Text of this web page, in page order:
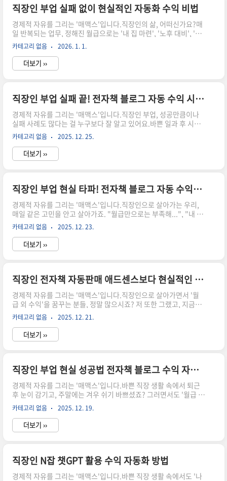
인 로드맵을 공개할게요!실패의 반복은 이제 그만! 매맥스와 함께
스마트한 수익화의 길로 떠나볼까요? 1단계: 왜 직장인 부업은 늘
'실패'할까요? (실패 원인 분석과 해결책)직장..
직장인 부업 실패 없이 현실적인 자동화 수익 비법
경제적 자유를 그리는 '매맥스'입니다.직장인의 삶, 어떠신가요?매
일 반복되는 업무, 정해진 월급으로는 '내 집 마련', '노후 대비', '진
정한 자유'를 꿈꾸기 어렵다고 느끼는 분들이 많으실 거예요.그래서
많은 분이 퇴근 후 부업이나 N잡을 알아보지만, 막상 시작하려니 시
간은 부족하고, 어떤 걸 해야 할지 막막하고, 어렵게 시작해도 실패
할까 봐 두렵죠.온라인에는 '월 천만원' 같은 자극적인 문구들이 넘
고만 할 뿐이죠.오늘은 매맥스만의 특별한 로드맵으로 직장인도 실
패 없이 현실적인 자동화 수익을 만드는 비법을 알려드릴게요. 부
업, 왜 시작하기도 전에 포기하나요? 실패의 늪에서..
카테고리 없음 2026. 1. 1.
더보기 ››
직장인 부업 실패 끝! 전자책 블로그 자동 수익 시스템
경제적 자유를 그리는 '매맥스'입니다.직장인 부업, 성공만큼이나
실패 사례도 많다는 걸 누구보다 잘 알고 있어요.바쁜 일과 후 시간
을 쪼개어 무언가를 시작했지만, 생각만큼 수익은 나지 않고 오히려
시간만 버렸다는 좌절감에 빠진 적, 다들 한 번쯤 있으실 거예요, 그
렇죠?하지만 좌절은 이제 그만!막연한 기대와 단순한 노동으로 끝
나는 부업이 아닌, 나만의 지식과 경험을 자산으로 만들어서 잠자는
경제적 자유를 향한 첫걸음을 함께 내딛어 볼까요? 실패의 늪에서
벗어나기: 목표 설정과 아이템 발굴많은 직장인 부업 실패의 첫 번
째 이유는 바로 막연한 시작에 있어요."그냥 해볼까?..
카테고리 없음 2025. 12. 25.
더보기 ››
직장인 부업 현실 타파! 전자책 블로그 자동 수익화 전략
경제적 자유를 그리는 '매맥스'입니다.직장인으로 살아가는 우리,
매일 같은 고민을 안고 살아가죠. "월급만으로는 부족해...", "내 미
래는 어떻게 될까?", "언제쯤 경제적으로 자유로워질 수 있을까?"
이런 생각, 혹시 혼자만 하는 건 아닐까 걱정하나요? 전혀 그렇지 않
아요! 많은 분들이 부업을 꿈꾸지만, 현실은 녹록지 않다는 소식이
더 많아요. 시작은 창대했지만 이내 시들해지는 부업 후기들, 구글
동으로' 수익을 창출하는 전자책 블로그 전략을 구체적으로 알려드
릴게요.우리가 단순히 시간을 갈아 넣는 부업이 아니라, 내가 잠자
는 동안에도 수익을 가져다주는 시스템을 구축하는 ..
카테고리 없음 2025. 12. 23.
더보기 ››
직장인 전자책 자동판매 애드센스보다 현실적인 수익 창출 전략
경제적 자유를 그리는 '매맥스'입니다.직장인으로 살아가면서 '월
급 외 수익'을 꿈꾸는 분들, 정말 많으시죠? 저 또한 그랬고, 지금도
끊임없이 새로운 기회를 탐색하고 있어요. 하지만 현실은 녹록지 않
다는 걸 잘 알아요. "직장인 부업 후기 실패" 같은 검색어만 봐도 많
은 분이 좌절을 경험하고 있다는 걸 알 수 있죠. 특히 많은 분이 접근
하기 쉬운 '블로그 애드센스'를 떠올리지만, 파워블로거분들도 수익
자동화된 수익을 만들 수 있는 방법은 없는 걸까요?저는 단호하게
**'있습니다!'** 라고 말씀드릴 수 있어요. 바로 **'전자책 자동판
매'** 전략이에요. 단순히 전자책을 만..
카테고리 없음 2025. 12. 21.
더보기 ››
직장인 부업 현실 성공법 전자책 블로그 수익 자동화
경제적 자유를 그리는 '매맥스'입니다.바쁜 직장 생활 속에서 퇴근
후 눈이 감기고, 주말에는 겨우 쉬기 바쁘셨죠? 그러면서도 '월급 외
수익'이라는 꿈은 좀처럼 놓을 수 없는 것 같아요. 매맥스도 직장인
시절, 똑같은 고민을 했으니까요.주변을 보면 너도나도 '부업으로
월 천만 원!' 같은 이야기들이 넘쳐나는데, 막상 뛰어들어보면 현실
은 생각보다 냉혹하죠. 힘들게 시간과 노력을 쏟아부었지만, 기대했
만 원이라는 현실적인 목표조차 요원한 꿈일까요? 절대 그렇지 않
아요! 오늘 매맥스가 직장인 부업의 냉혹한 현실을 인정하면서도,
확실하게 성공할 수 있는 '자동화 수익' 로드맵을 구체적..
카테고리 없음 2025. 12. 19.
더보기 ››
직장인 N잡 챗GPT 활용 수익 자동화 방법
경제적 자유를 그리는 '매맥스'입니다.바쁜 직장 생활 속에서도 '나